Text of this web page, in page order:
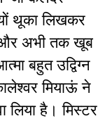
थूका लिखकर
और अभी तक खूब
बहुत उद्विग्न
मियाऊं ने
है। मिस्टर